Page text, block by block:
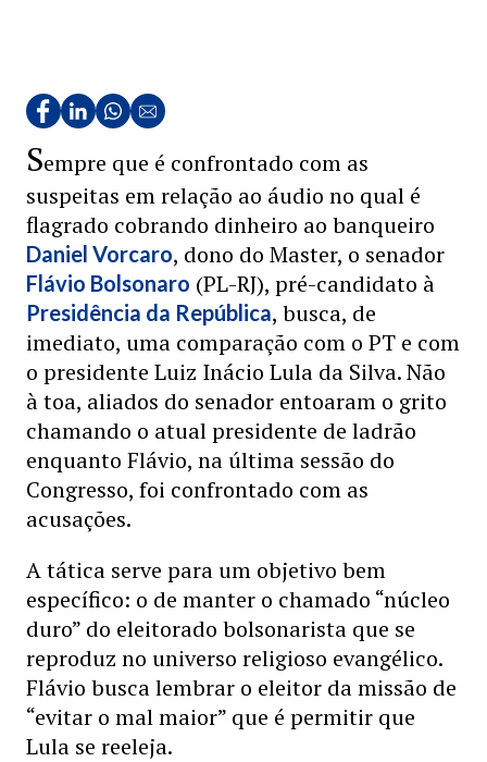
Sempre que é confrontado com as
suspeitas em relação ao áudio no qual é
flagrado cobrando dinheiro ao banqueiro
Daniel Vorcaro, dono do Master, o senador
Flávio Bolsonaro (PL-RJ), pré-candidato à
Presidência da República, busca, de
imediato, uma comparação com o PT e com
o presidente Luiz Inácio Lula da Silva. Não
à toa, aliados do senador entoaram o grito
chamando o atual presidente de ladrão
enquanto Flávio, na última sessão do
Congresso, foi confrontado com as
acusações.
A tática serve para um objetivo bem
específico: o de manter o chamado “núcleo
duro” do eleitorado bolsonarista que se
reproduz no universo religioso evangélico.
Flávio busca lembrar o eleitor da missão de
“evitar o mal maior” que é permitir que
Lula se reeleja.